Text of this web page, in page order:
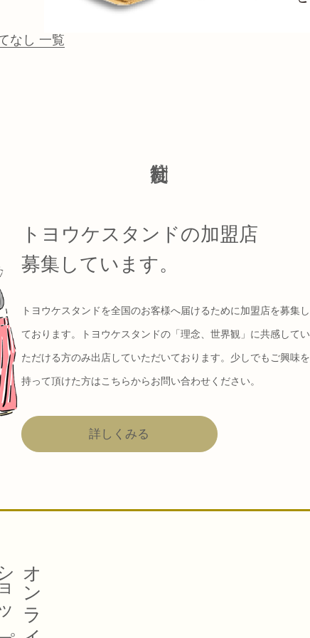
なし 一覧
トヨウケスタンドの加盟店
募集しています。
トヨウケスタンドを全国のお客様へ届けるために加盟店を募集し
ております。トヨウケスタンドの「理念、世界観」に共感してい
ただける方のみ出店していただいております。少しでもご興味を
持って頂けた方はこちらからお問い合わせください。
詳しくみる
オンライン
プ